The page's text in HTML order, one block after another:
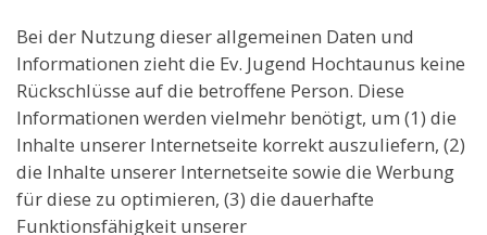
Bei der Nutzung dieser allgemeinen Daten und
Informationen zieht die Ev. Jugend Hochtaunus keine
Rückschlüsse auf die betroffene Person. Diese
Informationen werden vielmehr benötigt, um (1) die
Inhalte unserer Internetseite korrekt auszuliefern, (2)
die Inhalte unserer Internetseite sowie die Werbung
für diese zu optimieren, (3) die dauerhafte
Funktionsfähigkeit unserer